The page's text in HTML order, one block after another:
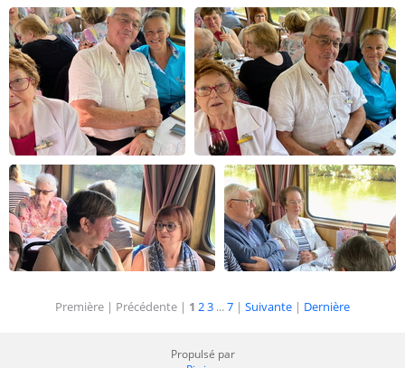
Première | Précédente | 1 23 ...7 | Suivante | Dernière
Propulsé par